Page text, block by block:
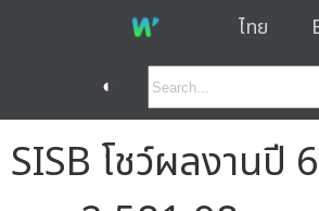
ไทย
◐
SISB โชว์ผลงานปี